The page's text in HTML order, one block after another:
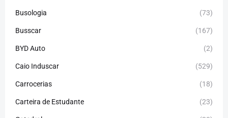
Busologia (73)
Busscar (167)
BYD Auto (2)
Caio Induscar (529)
Carrocerias (18)
Carteira de Estudante (23)